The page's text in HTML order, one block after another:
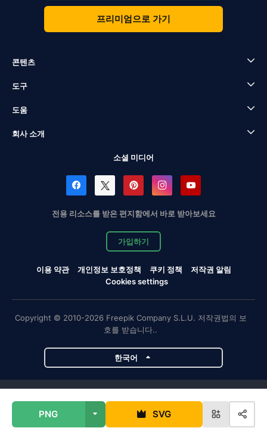
PNG SVG
프리미엄으로 가기
콘텐츠
도구
도움
회사 소개
소셜 미디어
전용 리소스를 받은 편지함에서 바로 받아보세요
가입하기
이용 약관 개인정보 보호정책 쿠키 정책
저작권 알림
Cookies settings
Copyright © 2010-2026 Freepik Company S.L.U. 저작권법의 보
호를 받습니다..
한국어